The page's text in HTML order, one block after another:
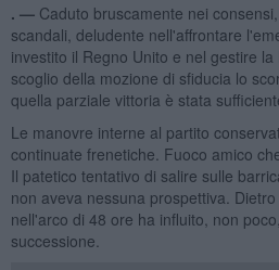
. — Caduto bruscamente nei
scandali, deludente nell'affrontare
investito il Regno Unito e nel gestire
scoglio della mozione di sfiducia lo
quella parziale vittoria è stata
Le manovre interne al partito
continuate frenetiche. Fuoco amico
Il patetico tentativo di salire sulle
non aveva nessuna prospettiva.
nell'arco di 48 ore ha influito, non
successione.